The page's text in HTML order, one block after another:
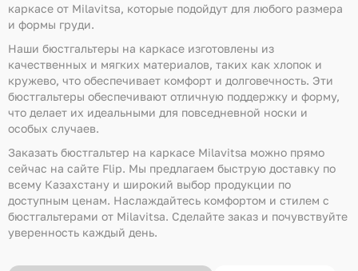
каркасе от Milavitsa, которые подойдут для любого размера
и формы груди.
Наши бюстгальтеры на каркасе изготовлены из
качественных и мягких материалов, таких как хлопок и
кружево, что обеспечивает комфорт и долговечность. Эти
бюстгальтеры обеспечивают отличную поддержку и форму,
что делает их идеальными для повседневной носки и
особых случаев.
Заказать бюстгальтер на каркасе Milavitsa можно прямо
сейчас на сайте Flip. Мы предлагаем быструю доставку по
всему Казахстану и широкий выбор продукции по
доступным ценам. Наслаждайтесь комфортом и стилем с
бюстгальтерами от Milavitsa. Сделайте заказ и почувствуйте
уверенность каждый день.